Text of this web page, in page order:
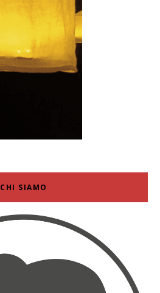
CHI SIAMO